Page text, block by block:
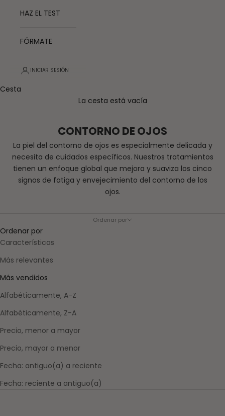
HAZ EL TEST
FÓRMATE
INICIAR SESIÓN
Cesta
La cesta está vacía
CONTORNO DE OJOS
La piel del contorno de ojos es especialmente delicada y
necesita de cuidados específicos. Nuestros tratamientos
tienen un enfoque global que mejora y suaviza los cinco
signos de fatiga y envejecimiento del contorno de los
ojos.
Ordenar por
Ordenar por
Características
Más relevantes
Más vendidos
Alfabéticamente, A-Z
Alfabéticamente, Z-A
Precio, menor a mayor
Precio, mayor a menor
Fecha: antiguo(a) a reciente
Fecha: reciente a antiguo(a)